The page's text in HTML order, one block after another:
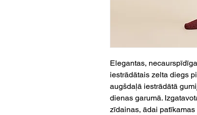
Elegantas,
iestrādātais zelta diegs
augšdaļā iestrādātā
dienas garumā.
zīdainas, ādai patīkamas